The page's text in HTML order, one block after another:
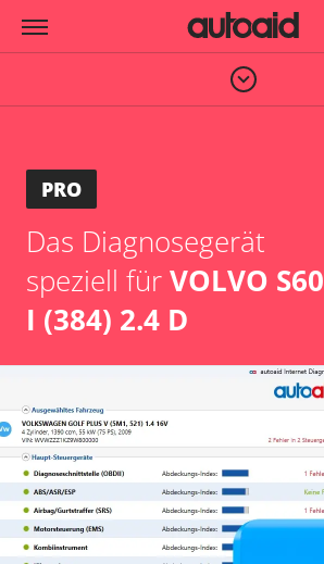
PRO
Das Diagnosegerät
speziell fürVOLVO S60
I (384) 2.4 D